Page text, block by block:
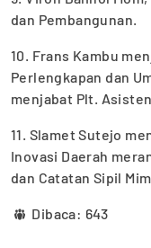
dan Pembangunan.
10. Frans Kambu
Perlengkapan dan
menjabat Plt.
11. Slamet Sutejo
Inovasi Daerah
dan Catatan Sipil
Dibaca: 643